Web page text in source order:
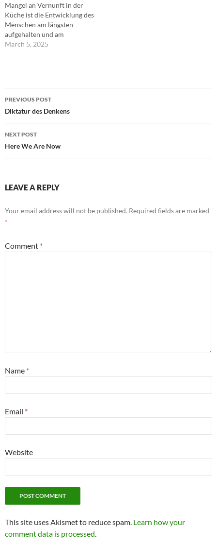
Mangel an Vernunft in der
Küche ist die Entwicklung des
Menschen am längsten
aufgehalten und am
schlimmsten beeinträchtigt
March 5, 2025
Post
navigation
PREVIOUS POST
Diktatur des Denkens
NEXT POST
Here We Are Now
LEAVE A REPLY
Your email address will not be published. Required fields are marked
*
Comment *
Name *
Email *
Website
This site uses Akismet to reduce spam. Learn how your
comment data is processed.